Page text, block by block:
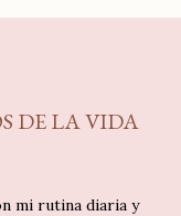
DE LA VIDA
mi rutina diaria y